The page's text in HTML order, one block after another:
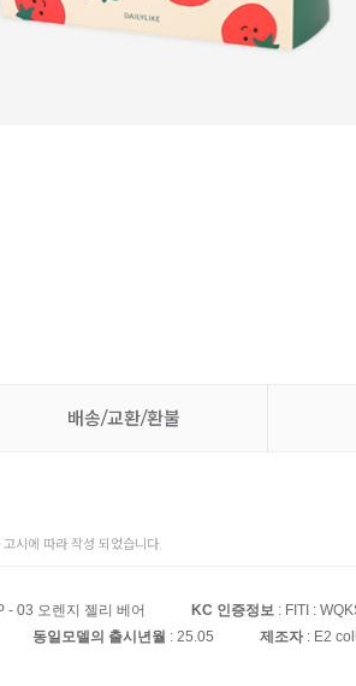
배송/교환/환불
시에 따라 작성 되었습니다.
- 03 오렌지 젤리 베어 KC 인증정보 : FITI :
동일모델의 출시년월 : 25.05 제조자: E2